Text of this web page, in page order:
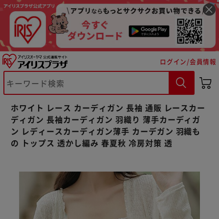
ログイン/会員情報
ホワイト レース カーディガン 長袖 通販 レースカー
ディガン 長袖カーディガン 羽織り 薄手カーディガ
ン レディースカーディガン薄手 カーデガン 羽織も
の トップス 透かし編み 春夏秋 冷房対策 透
※ご確認ください
カートに入れる 購入手続きへ